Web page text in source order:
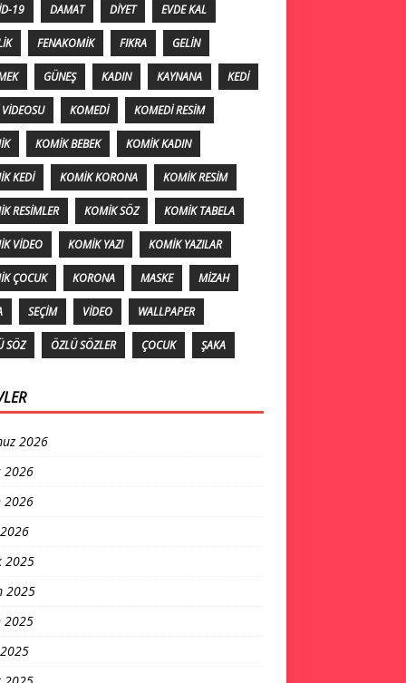
19 DAMAT DIYET EVDE KAL
FENAKOMIK FIKRA GELIN
GÜNEŞ KADIN KAYNANA KEDI
KOMEDI KOMEDI RESIM
KOMIK BEBEK KOMIK KADIN
KEDI KOMIK KORONA KOMIK RESIM
RESIMLER KOMIK SÖZ KOMIK TABELA
VIDEO KOMIK YAZI KOMIK YAZILAR
ÇOCUK KORONA MASKE MIZAH
SEÇIM VIDEO WALLPAPER
SÖZ ÖZLÜ SÖZLER ÇOCUK ŞAKA
2026
2026
2026
2025
2025
2025